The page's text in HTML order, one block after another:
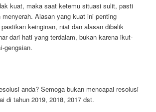
kuat, maka saat ketemu situasi sulit, pasti
menyerah. Alasan yang kuat ini penting
keinginan, niat dan alasan dibalik
dari hati yang terdalam, bukan karena ikut-
gengsian.
anda? Semoga bukan mencapai resolusi
di tahun 2019, 2018, 2017 dst.